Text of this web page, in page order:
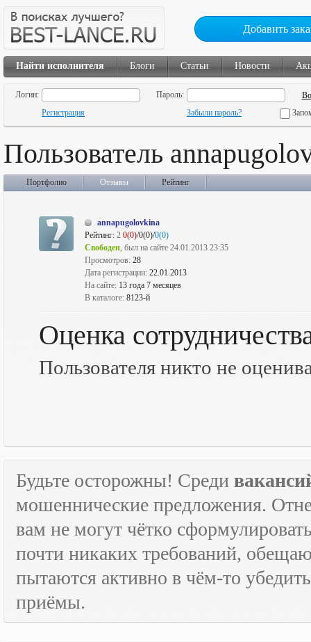
Добавить
Найти исполнителя Блоги Статьи Новости
Логин:
Пароль:
Регистрация
Забыли пароль?
Пользователь
Портфолио Отзывы Рейтинг
annapugolovkina
Рейтинг: 2 0(0)/0(0)/0(0)
Свободен, был на сайте 24.01.2013 23:35
Просмотров: 28
Дата регистрации: 22.01.2013
На сайте: 13 года 7 месяцев
В каталоге: 8123-й
Оценка
Пользователя никто не
Будьте осторожны! Среди
мошеннические предложения.
вам не могут чётко
почти никаких требований,
пытаются активно в чём-то
приёмы.